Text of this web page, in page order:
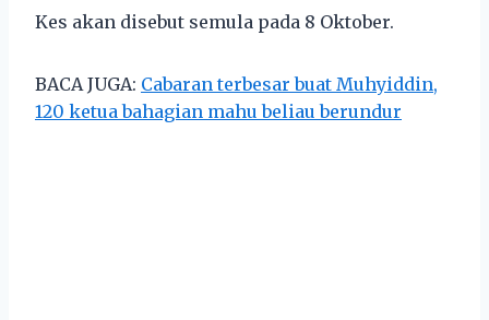
Kes akan disebut semula pada 8 Oktober.
BACA JUGA: Cabaran terbesar buat Muhyiddin,
120 ketua bahagian mahu beliau berundur